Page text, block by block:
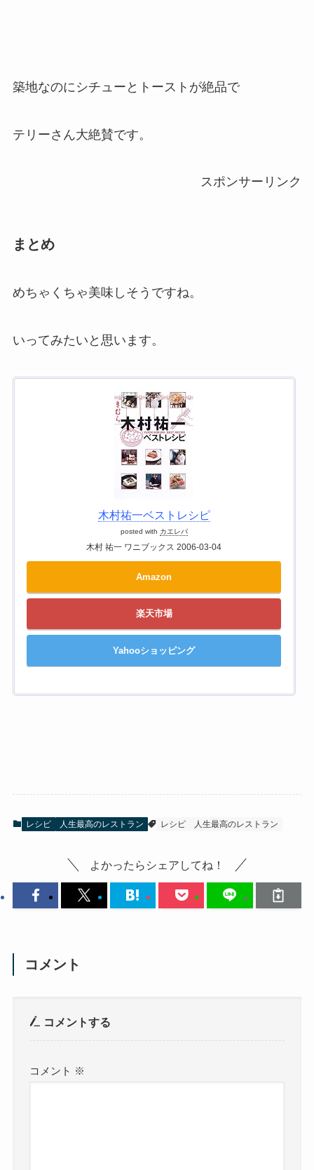
築地なのにシチューとトーストが絶品で
テリーさん大絶賛です。
スポンサーリンク
まとめ
めちゃくちゃ美味しそうですね。
いってみたいと思います。
木村祐一ベストレシピ
posted with カエレバ
木村 祐一 ワニブックス 2006-03-04
Amazon
楽天市場
Yahooショッピング
レシピ 人生最高のレストラン レシピ 人生最高のレストラン
よかったらシェアしてね！
コメント
コメントする
コメント ※